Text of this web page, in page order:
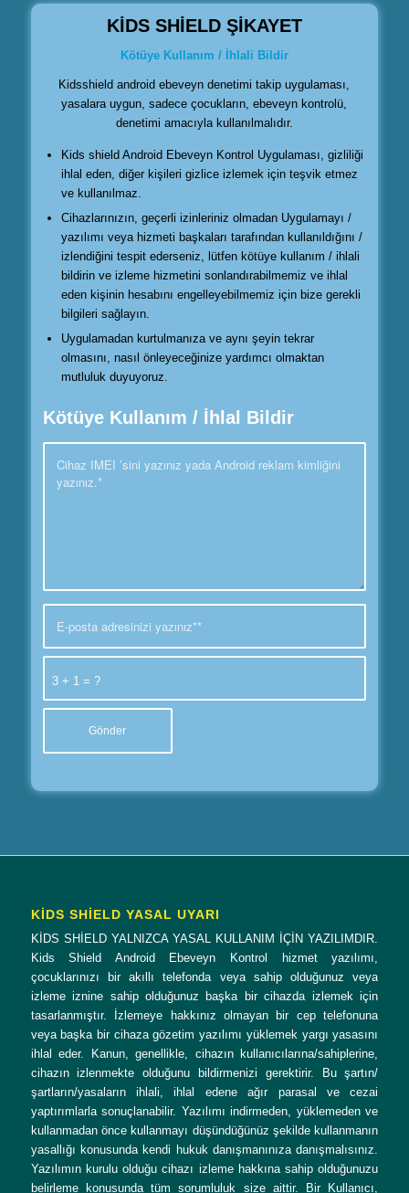
KİDS SHİELD ŞİKAYET
Kötüye Kullanım / İhlali Bildir
Kidsshield android ebeveyn denetimi takip uygulaması,
yasalara uygun, sadece çocukların, ebeveyn kontrolü,
denetimi amacıyla kullanılmalıdır.
Kids shield Android Ebeveyn Kontrol Uygulaması, gizliliği
ihlal eden, diğer kişileri gizlice izlemek için teşvik etmez
ve kullanılmaz.
Cihazlarınızın, geçerli izinleriniz olmadan Uygulamayı /
yazılımı veya hizmeti başkaları tarafından kullanıldığını /
izlendiğini tespit ederseniz, lütfen kötüye kullanım / ihlali
bildirin ve izleme hizmetini sonlandırabilmemiz ve ihlal
eden kişinin hesabını engelleyebilmemiz için bize gerekli
bilgileri sağlayın.
Uygulamadan kurtulmanıza ve aynı şeyin tekrar
olmasını, nasıl önleyeceğinize yardımcı olmaktan
mutluluk duyuyoruz.
Kötüye Kullanım / İhlal Bildir
3 + 1 = ?
KİDS SHİELD YASAL UYARI
KİDS SHİELD YALNIZCA YASAL KULLANIM İÇİN YAZILIMDIR.
Kids Shield Android Ebeveyn Kontrol hizmet yazılımı,
çocuklarınızı bir akıllı telefonda veya sahip olduğunuz veya
izleme iznine sahip olduğunuz başka bir cihazda izlemek için
tasarlanmıştır. İzlemeye hakkınız olmayan bir cep telefonuna
veya başka bir cihaza gözetim yazılımı yüklemek yargı yasasını
ihlal eder. Kanun, genellikle, cihazın kullanıcılarına/sahiplerine,
cihazın izlenmekte olduğunu bildirmenizi gerektirir. Bu şartın/
şartların/yasaların ihlali, ihlal edene ağır parasal ve cezai
yaptırımlarla sonuçlanabilir. Yazılımı indirmeden, yüklemeden ve
kullanmadan önce kullanmayı düşündüğünüz şekilde kullanmanın
yasallığı konusunda kendi hukuk danışmanınıza danışmalısınız.
Yazılımın kurulu olduğu cihazı izleme hakkına sahip olduğunuzu
belirleme konusunda tüm sorumluluk size aittir. Bir Kullanıcı,